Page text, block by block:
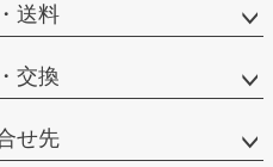
送料
交換
せ先